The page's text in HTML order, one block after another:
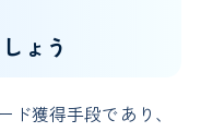
ょう
獲得手段であり、